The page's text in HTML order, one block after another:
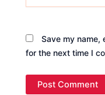
Save my name,
for the next time I